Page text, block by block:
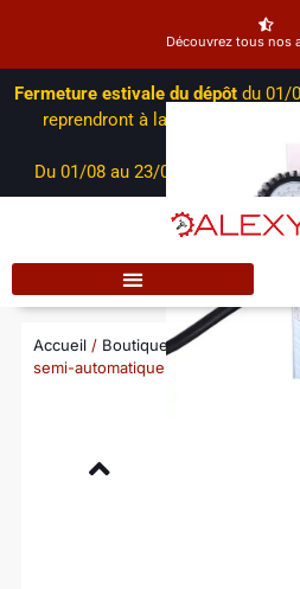
Découvrez tous nos
Fermeture estivale du dépôtdu 01/
reprendront à la rentrée. Notre
disponible
Du 01/08 au 23/08 :
Retrouvez
Accueil/ Boutique/Démontes
semi-automatique M-111F